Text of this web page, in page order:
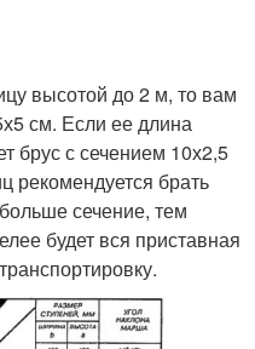
высотой до 2 м, то вам
см. Если ее длина
брус с сечением 10х2,5
рекомендуется брать
сечение, тем
будет вся приставная